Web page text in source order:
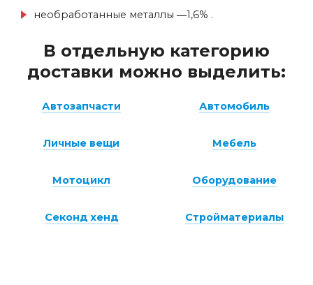
необработанные металлы ―1,6% .
В отдельную категорию
доставки можно выделить:
Автозапчасти Автомобиль
Личные вещи Мебель
Мотоцикл Оборудование
Секонд хенд Стройматериалы